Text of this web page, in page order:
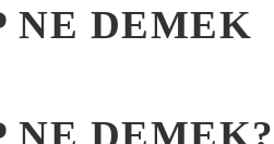
NE DEMEK
NE DEMEK?